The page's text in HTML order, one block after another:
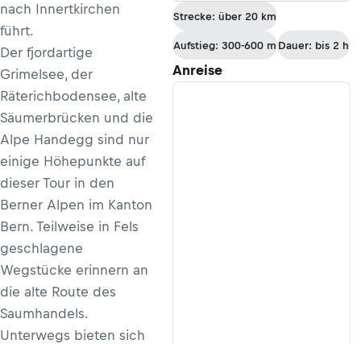
nach Innertkirchen
führt.
Der fjordartige
Grimelsee, der
Räterichbodensee, alte
Säumerbrücken und die
Alpe Handegg sind nur
einige Höhepunkte auf
dieser Tour in den
Berner Alpen im Kanton
Bern. Teilweise in Fels
geschlagene
Wegstücke erinnern an
die alte Route des
Saumhandels.
Unterwegs bieten sich
vom Grimsel-
Hospiz
Strecke: über 20 km
Aufstieg: 300-600 m Dauer: bis 2 h
Anreise